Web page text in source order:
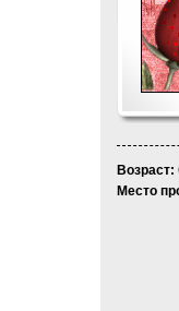
Возраст:
Место